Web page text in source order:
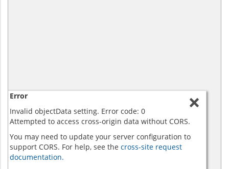
Error
Invalid objectData setting. Error code: 0
Attempted to access cross-origin data without CORS.
You may need to update your server configuration to
support CORS. For help, see the cross-site request
documentation.